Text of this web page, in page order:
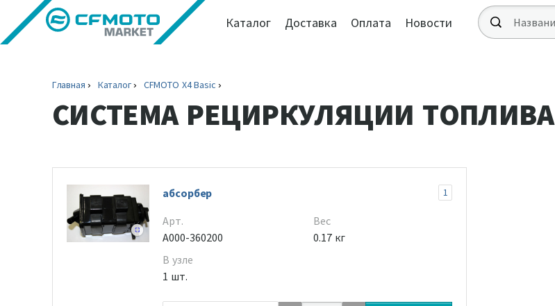
Каталог Доставка Оплата Новости
Главная Каталог CFMOTO X4 Basic
СИСТЕМА РЕЦИРКУЛЯЦИИ ТОПЛИВА
абсорбер 1
Арт.
A000-360200
В узле
1 шт.
Вес
0.17 кг